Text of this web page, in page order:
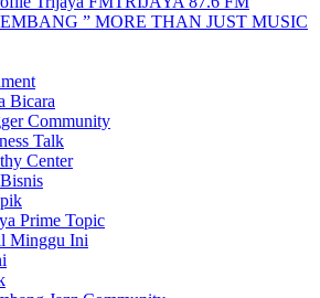
” MORE THAN JUST MUSIC
Bicara
Community
Talk
Center
Prime Topic
Minggu Ini